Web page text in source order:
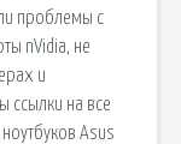
проблемы с
nVidia, не
и
ссылки на все
Asus